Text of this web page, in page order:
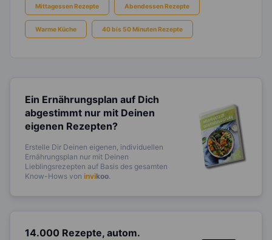
Mittagessen Rezepte Abendessen Rezepte
Warme Küche 40 bis 50 Minuten Rezepte
Ein Ernährungsplan auf Dich
abgestimmt nur mit Deinen
eigenen Rezepten?
Erstelle Dir Deinen eigenen, individuellen
Ernährungsplan nur mit Deinen
Lieblingsrezepten auf Basis des gesamten
Know-Hows von invikoo
14.000 Rezepte, autom.